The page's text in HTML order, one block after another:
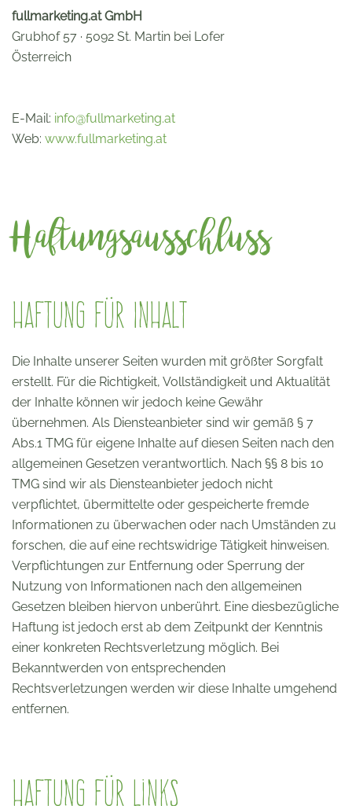
fullmarketing.at GmbH
Grubhof 57 · 5092 St. Martin bei Lofer
Österreich
E-Mail: info@fullmarketing.at
Web: www.fullmarketing.at
Haftungsausschluss
Haftung für Inhalt
Die Inhalte unserer Seiten wurden mit größter Sorgfalt
erstellt. Für die Richtigkeit, Vollständigkeit und Aktualität
der Inhalte können wir jedoch keine Gewähr
übernehmen. Als Diensteanbieter sind wir gemäß § 7
Abs.1 TMG für eigene Inhalte auf diesen Seiten nach den
allgemeinen Gesetzen verantwortlich. Nach §§ 8 bis 10
TMG sind wir als Diensteanbieter jedoch nicht
verpflichtet, übermittelte oder gespeicherte fremde
Informationen zu überwachen oder nach Umständen zu
forschen, die auf eine rechtswidrige Tätigkeit hinweisen.
Verpflichtungen zur Entfernung oder Sperrung der
Nutzung von Informationen nach den allgemeinen
Gesetzen bleiben hiervon unberührt. Eine diesbezügliche
Haftung ist jedoch erst ab dem Zeitpunkt der Kenntnis
einer konkreten Rechtsverletzung möglich. Bei
Bekanntwerden von entsprechenden
Rechtsverletzungen werden wir diese Inhalte umgehend
entfernen.
Haftung für Links